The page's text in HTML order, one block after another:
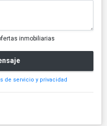
inmobiliarias
de servicio y privacidad